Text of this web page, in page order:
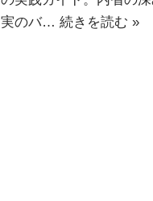
実のバ… 続きを読む »